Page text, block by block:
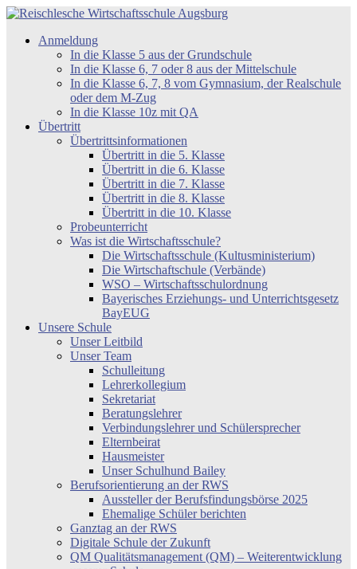
Zum
springen
Reischlesche
Wirtschaftsschule
Anmeldung
In die Klasse 5 aus der Grundschule
In die Klasse 6, 7 oder 8 aus der Mittelschule
In die Klasse 6, 7, 8 vom Gymnasium, der Realschule
oder dem M-Zug
In die Klasse 10z mit QA
Übertritt
Übertrittsinformationen
Übertritt in die 5. Klasse
Übertritt in die 6. Klasse
Übertritt in die 7. Klasse
Übertritt in die 8. Klasse
Übertritt in die 10. Klasse
Probeunterricht
Was ist die Wirtschaftsschule?
Die Wirtschaftsschule (Kultusministerium)
Die Wirtschaftschule (Verbände)
WSO – Wirtschaftsschulordnung
Bayerisches Erziehungs- und Unterrichtsgesetz
BayEUG
Unsere Schule
Unser Leitbild
Unser Team
Schulleitung
Lehrerkollegium
Sekretariat
Beratungslehrer
Verbindungslehrer und Schülersprecher
Elternbeirat
Hausmeister
Unser Schulhund Bailey
Berufsorientierung an der RWS
Aussteller der Berufsfindungsbörse 2025
Ehemalige Schüler berichten
Ganztag an der RWS
Digitale Schule der Zukunft
QM Qualitätsmanagement (QM) – Weiterentwicklung